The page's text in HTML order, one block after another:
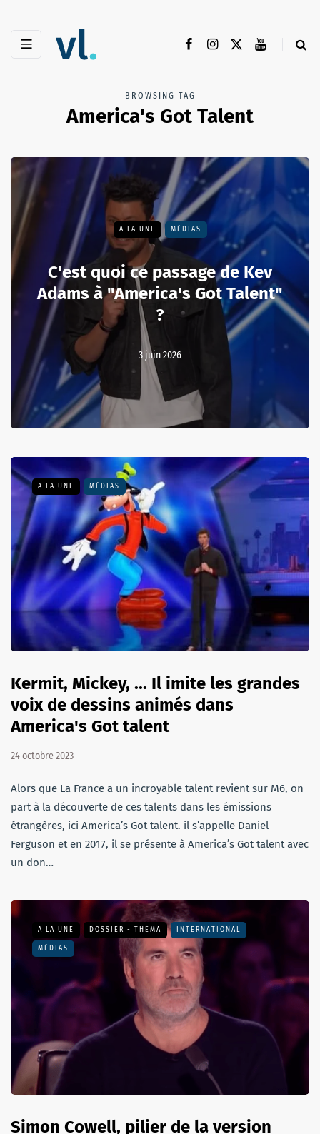
BROWSING TAG
America's Got Talent
A LA UNE MÉDIAS
C'est quoi ce passage de Kev
Adams à "America's Got Talent"
?
3 juin 2026
A LA UNE MÉDIAS
Kermit, Mickey, ... Il imite les grandes
voix de dessins animés dans
America's Got talent
24 octobre 2023
Alors que La France a un incroyable talent revient sur M6, on
part à la découverte de ces talents dans les émissions
étrangères, ici America’s Got talent. il s’appelle Daniel
Ferguson et en 2017, il se présente à America’s Got talent avec
un don…
A LA UNE DOSSIER - THEMA INTERNATIONAL
MÉDIAS
Simon Cowell, pilier de la version